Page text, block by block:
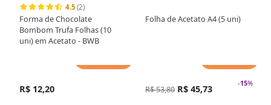
4.5 (2)
Forma de Chocolate
Bombom Trufa Folhas (10
uni) em Acetato - BWB
Folha de Acetato A4 (5 uni)
R$ 12,20 -15%
R$ 53,80 R$ 45,73